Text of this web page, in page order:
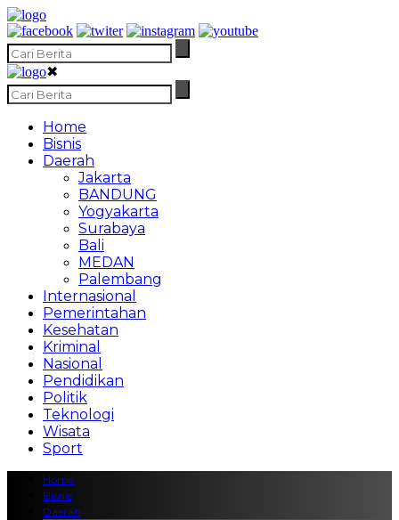
✖
Home
Bisnis
Daerah
Jakarta
BANDUNG
Yogyakarta
Surabaya
Bali
MEDAN
Palembang
Internasional
Pemerintahan
Kesehatan
Kriminal
Nasional
Pendidikan
Politik
Teknologi
Wisata
Sport
Home
Bisnis
Daerah